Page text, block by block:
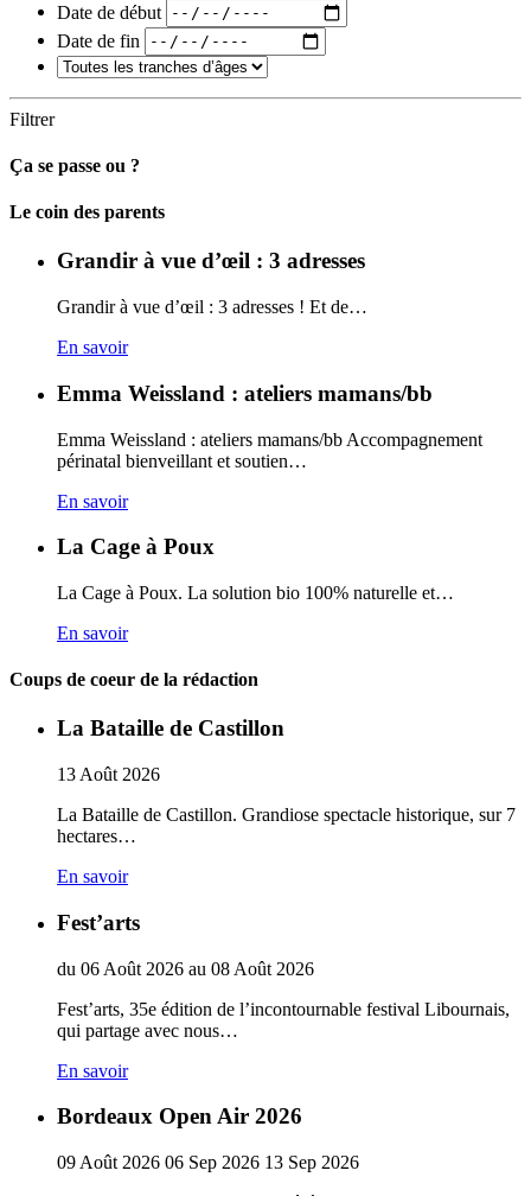
Date de début
Date de fin
Filtrer
Ça se passe ou ?
Carto
Le coin des parents
Grandir à vue d’œil : 3 adresses
Grandir à vue d’œil : 3 adresses ! Et de…
En savoir
Emma Weissland : ateliers mamans/bb
Emma Weissland : ateliers mamans/bb Accompagnement
périnatal bienveillant et soutien…
En savoir
La Cage à Poux
La Cage à Poux. La solution bio 100% naturelle et…
En savoir
Coups de coeur de la rédaction
La Bataille de Castillon
13 Août 2026
La Bataille de Castillon. Grandiose spectacle historique, sur 7
hectares…
En savoir
Fest’arts
du 06 Août 2026 au 08 Août 2026
Fest’arts, 35e édition de l’incontournable festival Libournais,
qui partage avec nous…
En savoir
Bordeaux Open Air 2026
09 Août 2026 06 Sep 2026 13 Sep 2026